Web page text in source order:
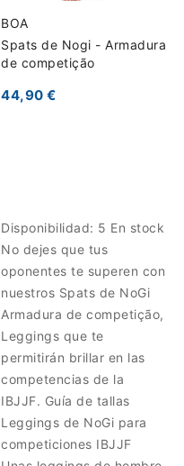
BOA
Spats de Nogi - Armadura
de competição
44,90 €
Disponibilidad: 5 En stock
No dejes que tus
oponentes te superen con
nuestros Spats de NoGi
Armadura de competição,
Leggings que te
permitirán brillar en las
competencias de la
IBJJF. Guía de tallas
Leggings de NoGi para
competiciones IBJJF